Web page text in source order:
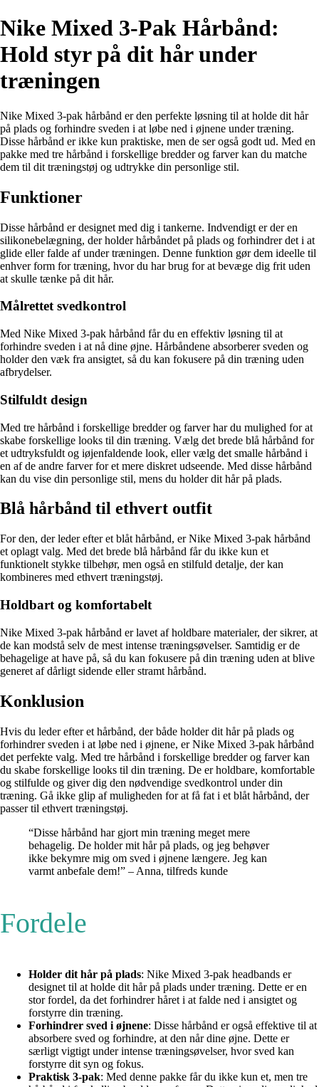
Nike Mixed 3-Pak Hårbånd:
Hold styr på dit hår under
træningen
Nike Mixed 3-pak hårbånd er den perfekte løsning til at holde dit hår
på plads og forhindre sveden i at løbe ned i øjnene under træning.
Disse hårbånd er ikke kun praktiske, men de ser også godt ud. Med en
pakke med tre hårbånd i forskellige bredder og farver kan du matche
dem til dit træningstøj og udtrykke din personlige stil.
Funktioner
Disse hårbånd er designet med dig i tankerne. Indvendigt er der en
silikonebelægning, der holder hårbåndet på plads og forhindrer det i at
glide eller falde af under træningen. Denne funktion gør dem ideelle til
enhver form for træning, hvor du har brug for at bevæge dig frit uden
at skulle tænke på dit hår.
Målrettet svedkontrol
Med Nike Mixed 3-pak hårbånd får du en effektiv løsning til at
forhindre sveden i at nå dine øjne. Hårbåndene absorberer sveden og
holder den væk fra ansigtet, så du kan fokusere på din træning uden
afbrydelser.
Stilfuldt design
Med tre hårbånd i forskellige bredder og farver har du mulighed for at
skabe forskellige looks til din træning. Vælg det brede blå hårbånd for
et udtryksfuldt og iøjenfaldende look, eller vælg det smalle hårbånd i
en af de andre farver for et mere diskret udseende. Med disse hårbånd
kan du vise din personlige stil, mens du holder dit hår på plads.
Blå hårbånd til ethvert outfit
For den, der leder efter et blåt hårbånd, er Nike Mixed 3-pak hårbånd
et oplagt valg. Med det brede blå hårbånd får du ikke kun et
funktionelt stykke tilbehør, men også en stilfuld detalje, der kan
kombineres med ethvert træningstøj.
Holdbart og komfortabelt
Nike Mixed 3-pak hårbånd er lavet af holdbare materialer, der sikrer, at
de kan modstå selv de mest intense træningsøvelser. Samtidig er de
behagelige at have på, så du kan fokusere på din træning uden at blive
generet af dårligt sidende eller stramt hårbånd.
Konklusion
Hvis du leder efter et hårbånd, der både holder dit hår på plads og
forhindrer sveden i at løbe ned i øjnene, er Nike Mixed 3-pak hårbånd
det perfekte valg. Med tre hårbånd i forskellige bredder og farver kan
du skabe forskellige looks til din træning. De er holdbare, komfortable
og stilfulde og giver dig den nødvendige svedkontrol under din
træning. Gå ikke glip af muligheden for at få fat i et blåt hårbånd, der
passer til ethvert træningstøj.
“Disse hårbånd har gjort min træning meget mere
behagelig. De holder mit hår på plads, og jeg behøver
ikke bekymre mig om sved i øjnene længere. Jeg kan
varmt anbefale dem!” – Anna, tilfreds kunde
Fordele
Holder dit hår på plads: Nike Mixed 3-pak headbands er
designet til at holde dit hår på plads under træning. Dette er en
stor fordel, da det forhindrer håret i at falde ned i ansigtet og
forstyrre din træning.
Forhindrer sved i øjnene: Disse hårbånd er også effektive til at
absorbere sved og forhindre, at den når dine øjne. Dette er
særligt vigtigt under intense træningsøvelser, hvor sved kan
forstyrre dit syn og fokus.
Praktisk 3-pak: Med denne pakke får du ikke kun et, men tre